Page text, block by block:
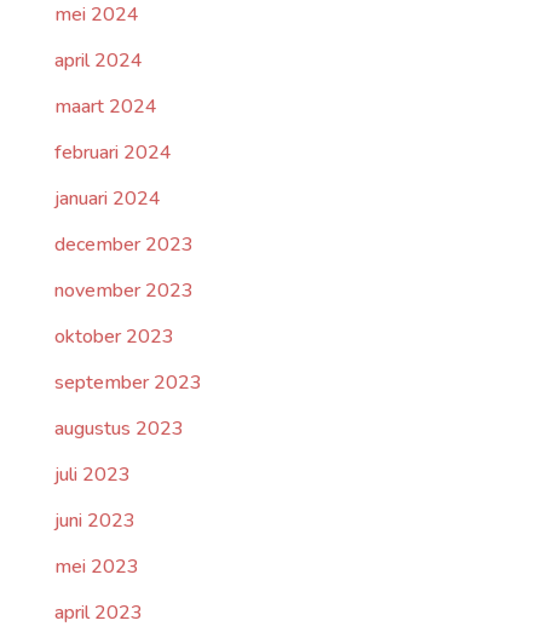
mei 2024
april 2024
maart 2024
februari 2024
januari 2024
december 2023
november 2023
oktober 2023
september 2023
augustus 2023
juli 2023
juni 2023
mei 2023
april 2023